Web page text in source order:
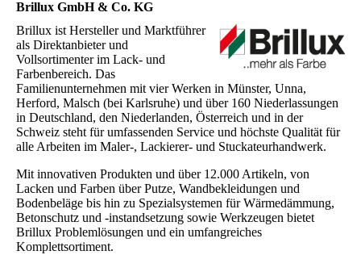
Brillux GmbH & Co. KG
Brillux ist Hersteller und Marktführer
als Direktanbieter und
Vollsortimenter im Lack- und
Farbenbereich. Das
Familienunternehmen mit vier Werken in Münster, Unna,
Herford, Malsch (bei Karlsruhe) und über 160 Niederlassungen
in Deutschland, den Niederlanden, Österreich und in der
Schweiz steht für umfassenden Service und höchste Qualität für
alle Arbeiten im Maler-, Lackierer- und Stuckateurhandwerk.
Mit innovativen Produkten und über 12.000 Artikeln, von
Lacken und Farben über Putze, Wandbekleidungen und
Bodenbeläge bis hin zu Spezialsystemen für Wärmedämmung,
Betonschutz und -instandsetzung sowie Werkzeugen bietet
Brillux Problemlösungen und ein umfangreiches
Komplettsortiment.